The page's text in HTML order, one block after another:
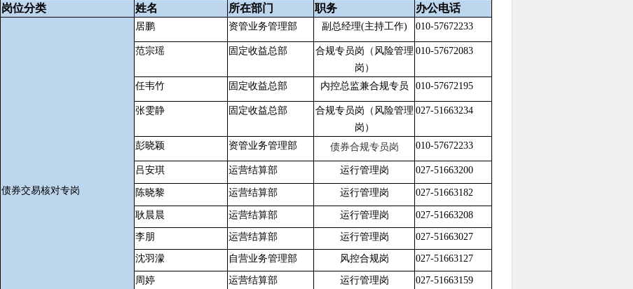
岗位分类 姓名 所在部门 职务 办公电话
债券交易核对专岗
居鹏 资管业务管理部 副总经理(主持工作) 010-57672233
范宗瑶 固定收益总部
合规专员岗（风险管理
岗）
010-57672083
任韦竹 固定收益总部 内控总监兼合规专员 010-57672195
张雯静 固定收益总部
合规专员岗（风险管理
岗）
027-51663234
彭晓颖 资管业务管理部 债券合规专员岗 010-57672233
吕安琪 运营结算部 运行管理岗 027-51663200
陈晓黎 运营结算部 运行管理岗 027-51663182
耿晨晨 运营结算部 运行管理岗 027-51663208
李朋 运营结算部 运行管理岗 027-51663027
沈羽濛 自营业务管理部 风控合规岗 027-51663127
周婷 运营结算部 运行管理岗 027-51663159